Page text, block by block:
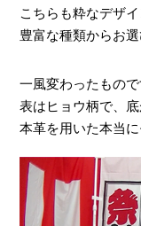
こちらも粋なデザ
豊富な種類からお選
一風変わったもの
表はヒョウ柄で、
本革を用いた本当